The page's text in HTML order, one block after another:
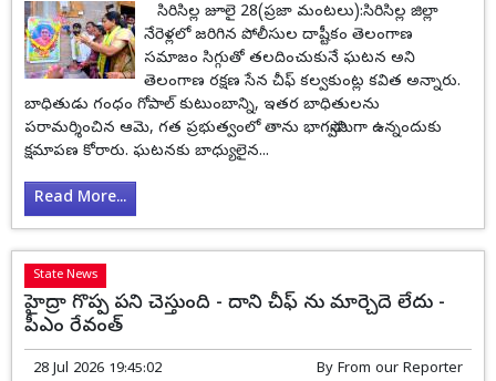
సిరిసిల్ల జూలై 28(ప్రజా మంటలు):సిరిసిల్ల జిల్లా
నేరెళ్లలో జరిగిన పోలీసుల దాష్టీకం తెలంగాణ
సమాజం సిగ్గుతో తలదించుకునే ఘటన అని
తెలంగాణ రక్షణ సేన చీఫ్ కల్వకుంట్ల కవిత అన్నారు.
బాధితుడు గంధం గోపాల్ కుటుంబాన్ని, ఇతర బాధితులను
పరామర్శించిన ఆమె, గత ప్రభుత్వంలో తాను భాగస్వామిగా ఉన్నందుకు
క్షమాపణ కోరారు. ఘటనకు బాధ్యులైన...
Read More...
State News
హైద్రా గొప్ప పని చెస్తుంది - దాని చీఫ్ ను మార్చెదె లేదు -
పీఎం రేవంత్
28 Jul 2026 19:45:02 By From our Reporter